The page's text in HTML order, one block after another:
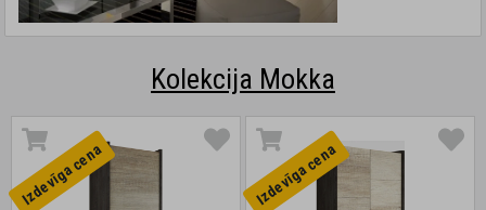
Kolekcija Mokka
Izdevīga cena Izdevīga cena